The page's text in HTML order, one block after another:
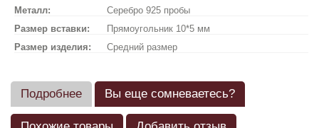
Металл:
Серебро 925 пробы
Размер вставки:
Прямоугольник 10*5 мм
Размер изделия:
Средний размер
Подробнее Вы еще сомневаетесь?